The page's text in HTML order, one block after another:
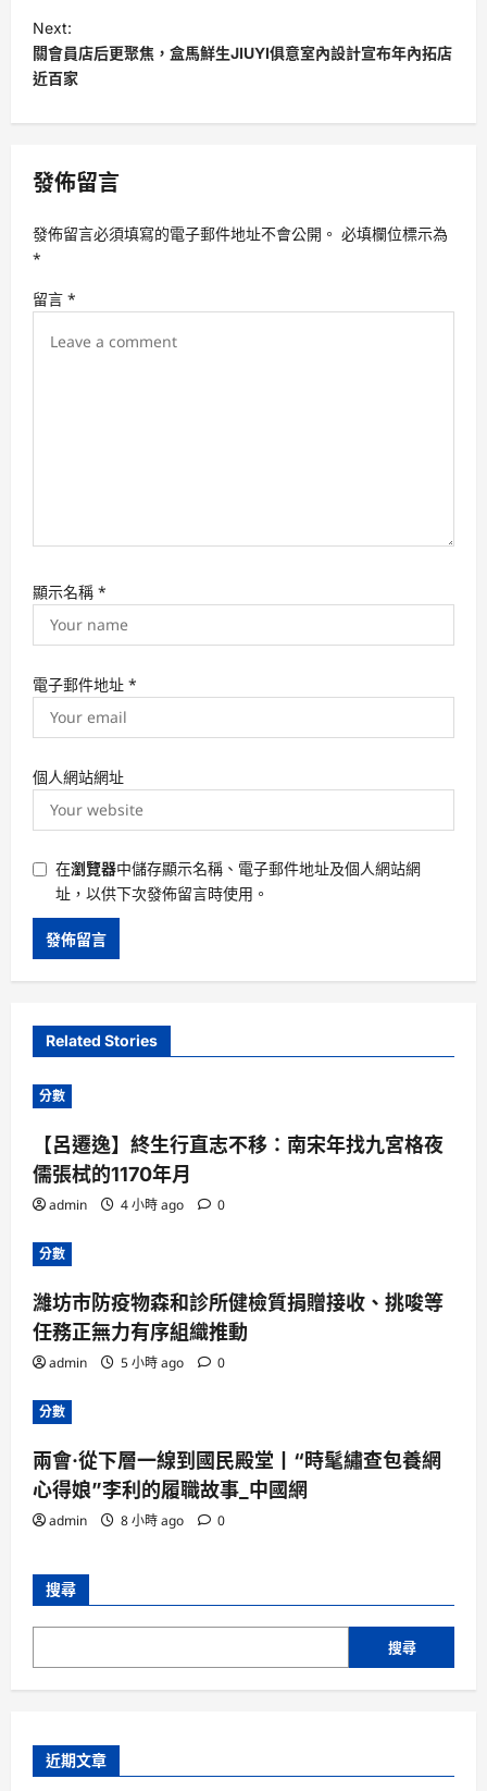
s
t
n
a
i
a
t
i
Next:
關會員店后更聚焦，盒馬鮮生JIUYI俱意室內設計宣布年內拓店
近百家
發佈留言
發佈留言必須填寫的電子郵件地址不會公開。 必填欄位標示為
*
留言 *
顯示名稱 *
電子郵件地址 *
個人網站網址
在瀏覽器中儲存顯示名稱、電子郵件地址及個人網站網
址，以供下次發佈留言時使用。
Related Stories
分數
【呂遷逸】終生行直志不移：南宋年找九宮格夜
儒張栻的1170年月
admin 4 小時 ago 0
分數
濰坊市防疫物森和診所健檢質捐贈接收、挑唆等
任務正無力有序組織推動
admin 5 小時 ago 0
分數
兩會·從下層一線到國民殿堂丨“時髦繡查包養網
心得娘”李利的履職故事_中國網
admin 8 小時 ago 0
搜尋
搜尋
近期文章